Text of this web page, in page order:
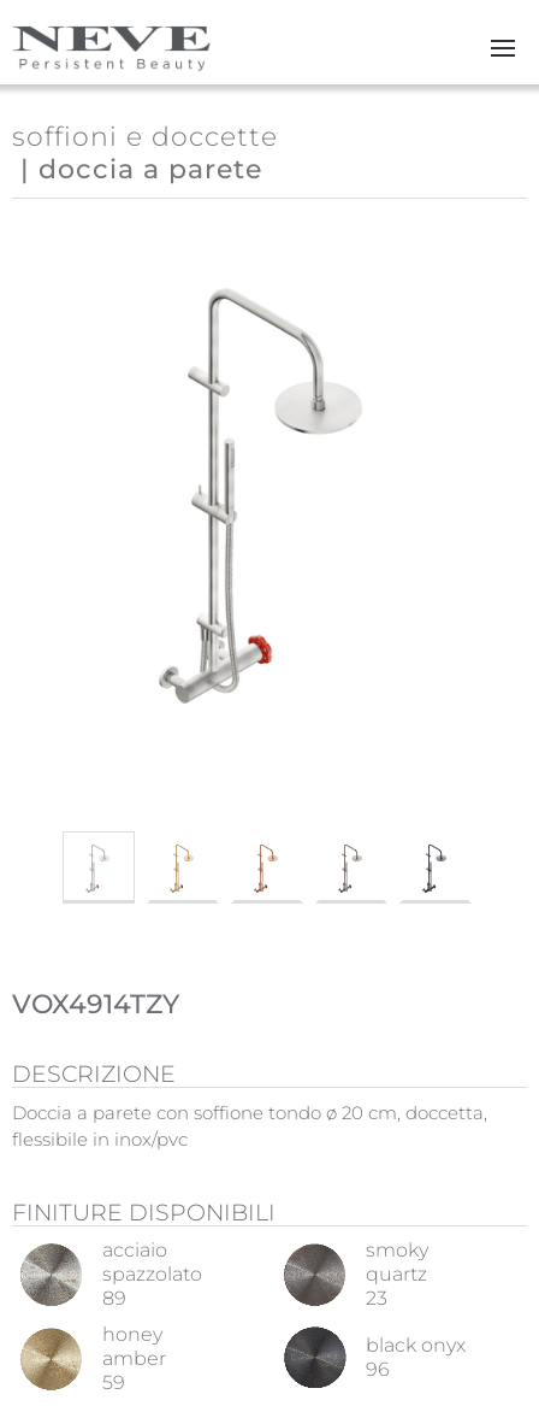
Skip to main content
soffioni e doccette
| doccia a parete
VOX4914TZY
DESCRIZIONE
Doccia a parete con soffione tondo ø 20 cm, doccetta,
flessibile in inox/pvc
FINITURE DISPONIBILI
acciaio
spazzolato
89
smoky
quartz
23
honey
amber
59
black onyx
96